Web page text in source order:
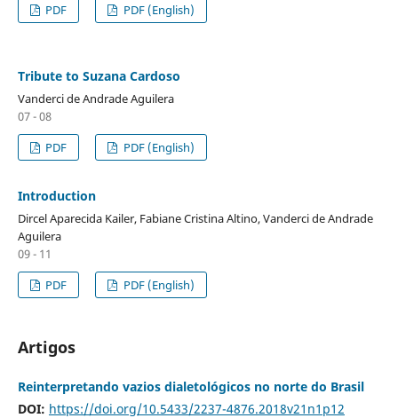
PDF
PDF (English)
Tribute to Suzana Cardoso
Vanderci de Andrade Aguilera
07 - 08
PDF
PDF (English)
Introduction
Dircel Aparecida Kailer, Fabiane Cristina Altino, Vanderci de Andrade
Aguilera
09 - 11
PDF
PDF (English)
Artigos
Reinterpretando vazios dialetológicos no norte do Brasil
DOI: https://doi.org/10.5433/2237-4876.2018v21n1p12